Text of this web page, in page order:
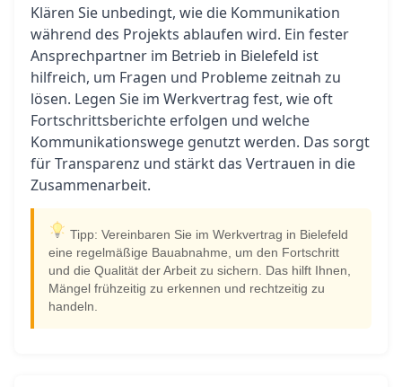
Klären Sie unbedingt, wie die Kommunikation
während des Projekts ablaufen wird. Ein fester
Ansprechpartner im Betrieb in Bielefeld ist
hilfreich, um Fragen und Probleme zeitnah zu
lösen. Legen Sie im Werkvertrag fest, wie oft
Fortschrittsberichte erfolgen und welche
Kommunikationswege genutzt werden. Das sorgt
für Transparenz und stärkt das Vertrauen in die
Zusammenarbeit.
Tipp: Vereinbaren Sie im Werkvertrag in Bielefeld
eine regelmäßige Bauabnahme, um den Fortschritt
und die Qualität der Arbeit zu sichern. Das hilft Ihnen,
Mängel frühzeitig zu erkennen und rechtzeitig zu
handeln.